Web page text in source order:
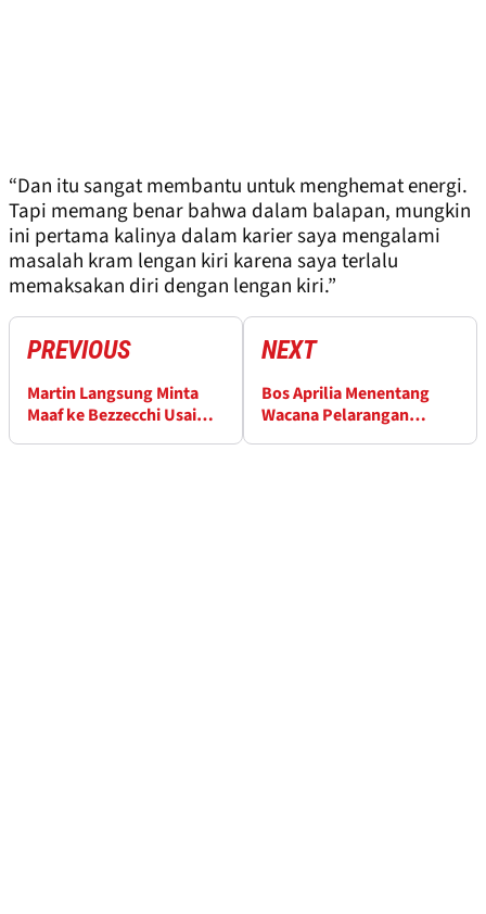
“Dan itu sangat membantu untuk menghemat energi.
Tapi memang benar bahwa dalam balapan, mungkin
ini pertama kalinya dalam karier saya mengalami
masalah kram lengan kiri karena saya terlalu
memaksakan diri dengan lengan kiri.”
PREVIOUS
Martin Langsung Minta
Maaf ke Bezzecchi Usai
NEXT
Bos Aprilia Menentang
Wacana Pelarangan